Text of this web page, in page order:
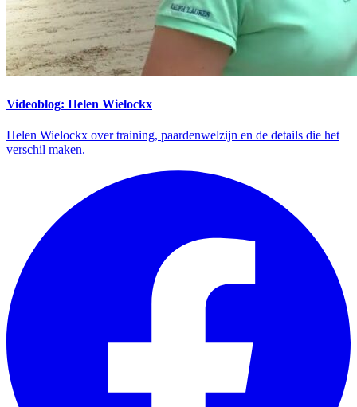
Videoblog: Helen Wielockx
Helen Wielockx over training, paardenwelzijn en de details die het
verschil maken.